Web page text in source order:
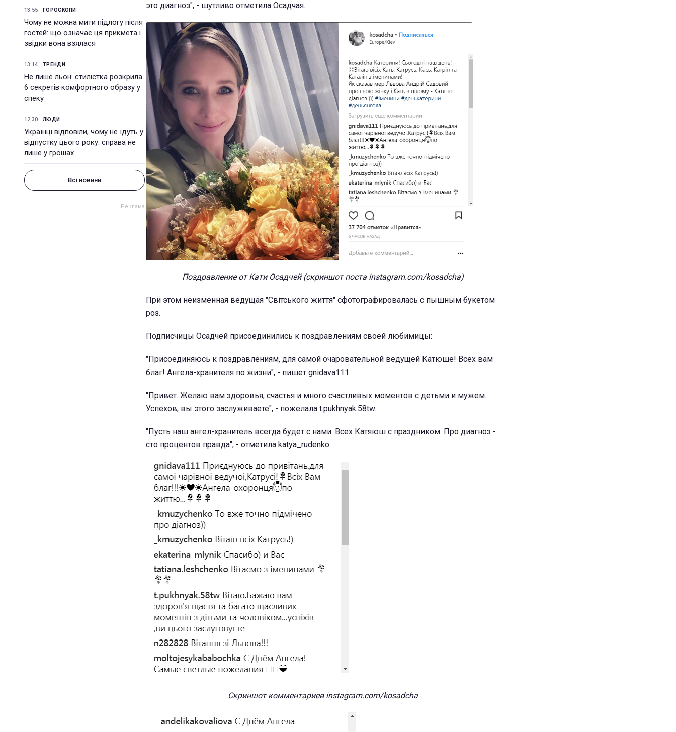
13:55 ГОРОСКОПИ
Чому не можна мити підлогу після
гостей: що означає ця прикмета і
звідки вона взялася
13:14 ТРЕНДИ
Не лише льон: стилістка розкрила
6 секретів комфортного образу у
спеку
12:30 ЛЮДИ
Українці відповіли, чому не їдуть у
відпустку цього року: справа не
лише у грошах
Всі новини
это диагноз", - шутливо отметила Осадчая.
Поздравление от Кати Осадчей (скриншот поста instagram.com/kosadcha)
При этом неизменная ведущая "Світського життя" сфотографировалась с пышным букетом
роз.
Подписчицы Осадчей присоединились к поздравлениям своей любимицы:
"Присоединяюсь к поздравлениям, для самой очаровательной ведущей Катюше! Всех вам
благ! Ангела-хранителя по жизни", - пишет gnidava111.
"Привет. Желаю вам здоровья, счастья и много счастливых моментов с детьми и мужем.
Успехов, вы этого заслуживаете", - пожелала t.pukhnyak.58tw.
"Пусть наш ангел-хранитель всегда будет с нами. Всех Катяюш с праздником. Про диагноз -
сто процентов правда", - отметила katya_rudenko.
Скриншот комментариев instagram.com/kosadcha